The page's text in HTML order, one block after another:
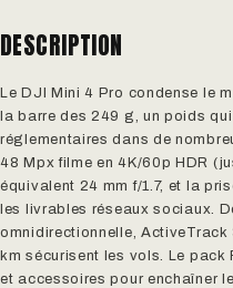
DESCRIPTION
Le DJI Mini 4 Pro condense le
la barre des 249 g, un poids
réglementaires dans de
48 Mpx filme en 4K/60p HDR
équivalent 24 mm f/1.7, et la
les livrables réseaux sociaux.
omnidirectionnelle,
km sécurisent les vols. Le
et accessoires pour enchaîner